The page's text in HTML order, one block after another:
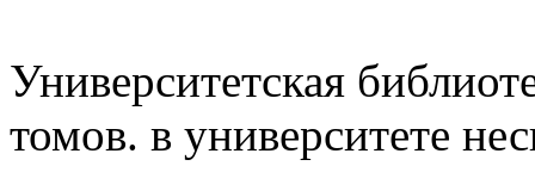
Университетская
томов. в университете